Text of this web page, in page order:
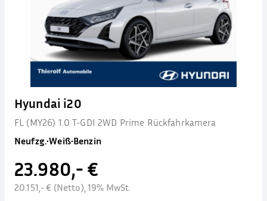
Hyundai i20
FL (MY26) 1.0 T-GDI 2WD Prime Rückfahrkamera
Neufzg.•Weiß•Benzin
23.980,- €
20.151,- € (Netto), 19% MwSt.